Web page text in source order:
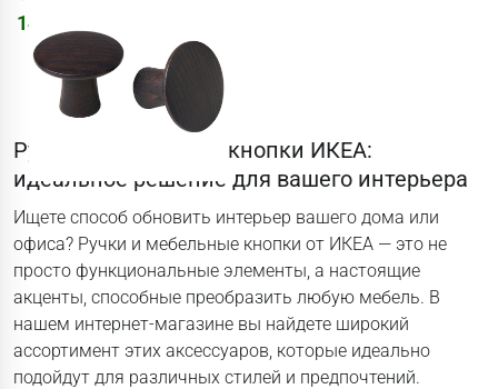
1402
Ручки и мебельные кнопки ИКЕА:
идеальное решение для вашего интерьера
Ищете способ обновить интерьер вашего дома или
офиса? Ручки и мебельные кнопки от ИКЕА — это не
просто функциональные элементы, а настоящие
акценты, способные преобразить любую мебель. В
нашем интернет-магазине вы найдете широкий
ассортимент этих аксессуаров, которые идеально
подойдут для различных стилей и предпочтений.